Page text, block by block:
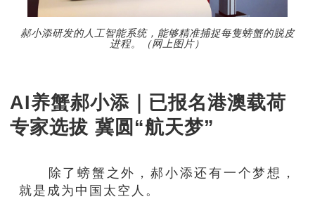
郝小添研发的人工智能系统，能够精准捕捉每隻螃蟹的脱皮
进程。（网上图片）
AI养蟹郝小添｜已报名港澳载荷
专家选拔 冀圆“航天梦”
除了螃蟹之外，郝小添还有一个梦想，
就是成为中国太空人。